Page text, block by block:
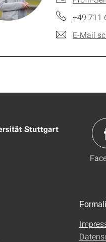
+49 711
E-Mail